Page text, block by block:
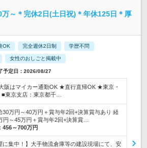
～＊完休2日(土日祝)＊年休125日＊厚
OK 完全週休2日制 学歴不問
女性のおしごと掲載中
予定日：2026/08/27
はマイカー通勤OK ★直行直帰OK ★東京・
東京支店：東京都千…
30万円～40万円＋賞与年2回+決算賞与あり 経
円～45万円＋賞与年2回+決算賞…
456～700万円
に集中！】大手物流倉庫等の建設現場にて、安